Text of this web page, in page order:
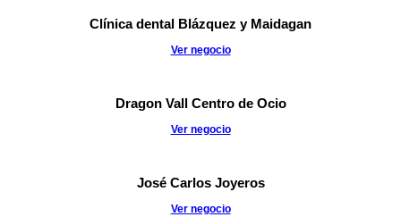
Clínica dental Blázquez y Maidagan
Ver negocio
Dragon Vall Centro de Ocio
Ver negocio
José Carlos Joyeros
Ver negocio